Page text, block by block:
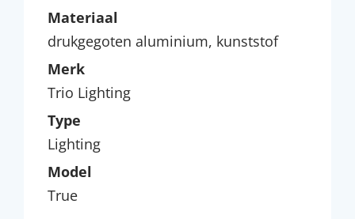
Materiaal
drukgegoten aluminium, kunststof
Merk
Trio Lighting
Type
Lighting
Model
True